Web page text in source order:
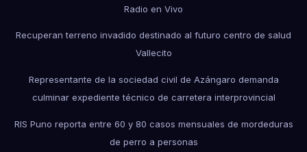
Radio en Vivo
Recuperan terreno invadido destinado al futuro centro de salud
Vallecito
Representante de la sociedad civil de Azángaro demanda
culminar expediente técnico de carretera interprovincial
RIS Puno reporta entre 60 y 80 casos mensuales de mordeduras
de perro a personas